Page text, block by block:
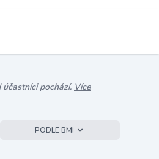
pochází. Více
PODLE BMI